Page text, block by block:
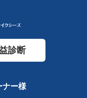
診断
ナー様